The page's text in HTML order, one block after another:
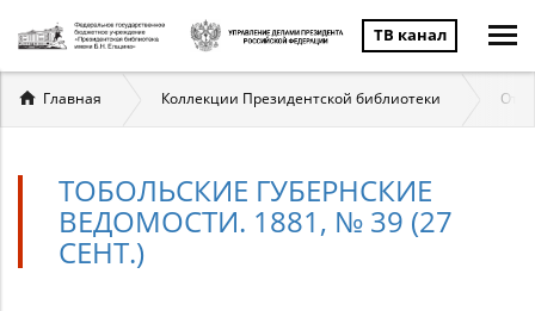
ТВ канал
Вы
здесь
Главная Коллекции Президентской библиотеки
ТОБОЛЬСКИЕ ГУБЕРНСКИЕ
ВЕДОМОСТИ. 1881, № 39 (27
СЕНТ.)